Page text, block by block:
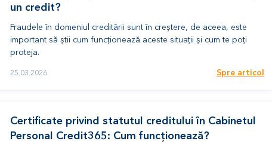
un credit?
Fraudele în domeniul creditării sunt în creștere, de aceea, este
important să știi cum funcționează aceste situații și cum te poți
proteja.
25.03.2026 Spre articol
Certificate privind statutul creditului în Cabinetul
Personal Credit365: Сum funcționează?